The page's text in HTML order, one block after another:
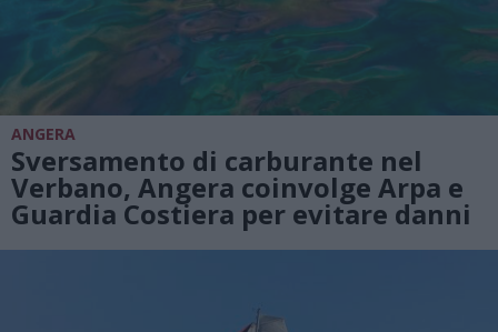
ANGERA
Sversamento di carburante nel
Verbano, Angera coinvolge Arpa e
Guardia Costiera per evitare danni